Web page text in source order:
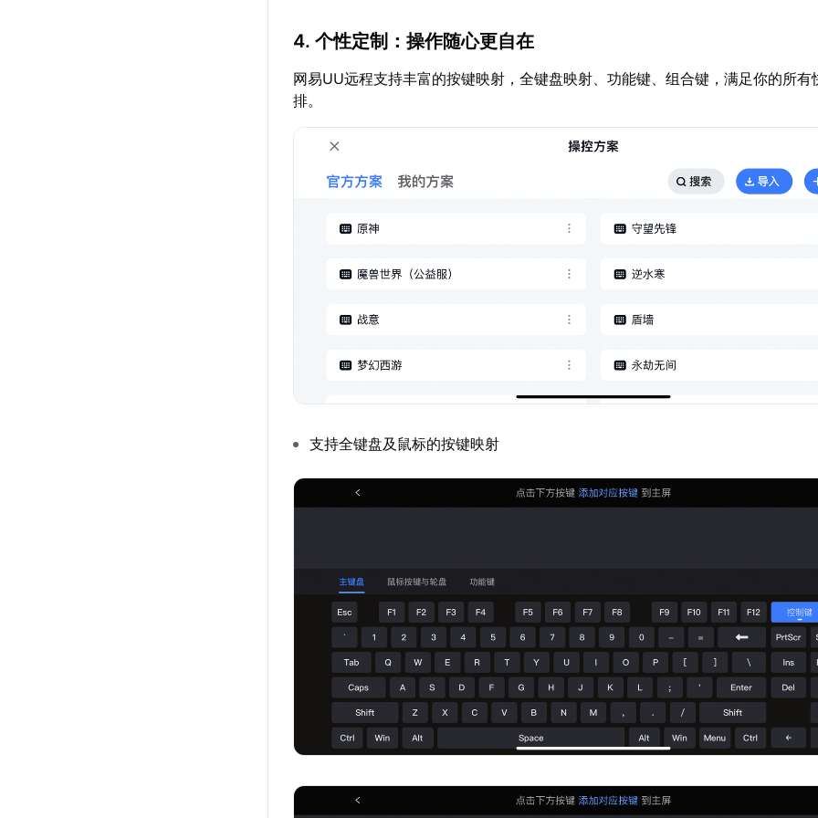
4. 个性定制：操作随心更自在
网易UU远程支持丰富的按键映射，全键盘映射、功能键、组合键，满足你的所有
排。
支持全键盘及鼠标的按键映射